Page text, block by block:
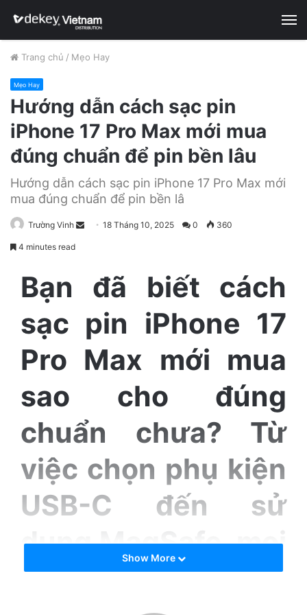
Trang chủ / Mẹo Hay
Mẹo Hay
Hướng dẫn cách sạc pin
iPhone 17 Pro Max mới mua
đúng chuẩn để pin bền lâu
Hướng dẫn cách sạc pin iPhone 17 Pro Max mới
mua đúng chuẩn để pin bền lâ
Trường Vinh
m
i
18 Tháng 10, 2025 0 360
4 minutes read
Bạn đã biết cách
sạc pin iPhone 17
Pro Max mới mua
sao cho đúng
chuẩn chưa? Từ
việc chọn phụ kiện
USB-C đến sử
dụng MagSafe, mọi
thao tác nhỏ đều
Show More